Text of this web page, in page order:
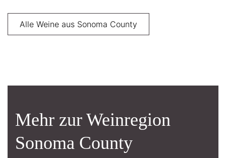
Alle Weine aus Sonoma County
Mehr zur Weinregion
Sonoma County